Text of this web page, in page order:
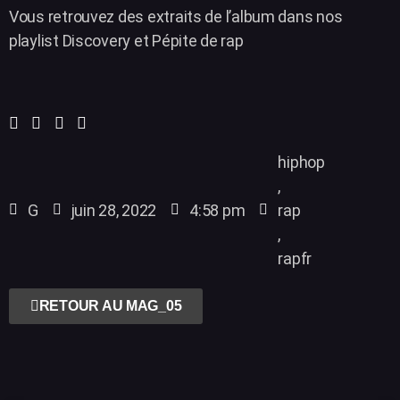
Vous retrouvez des extraits de l’album dans nos
playlist Discovery et Pépite de rap
G juin 28, 2022 4:58 pm
hiphop
,
rap
,
rapfr
RETOUR AU MAG_05